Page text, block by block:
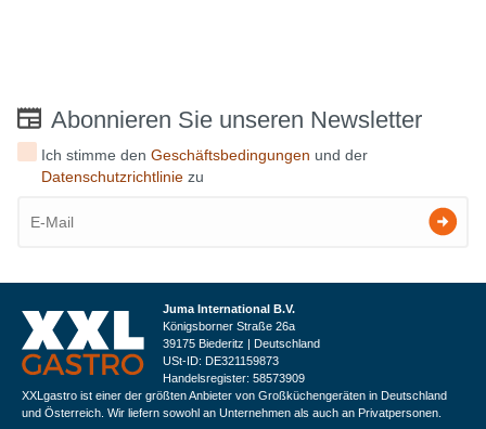
Abonnieren Sie unseren Newsletter
Ich stimme denGeschäftsbedingungen und der
Datenschutzrichtlinie zu
Juma International B.V.
Königsborner Straße 26a
39175 Biederitz | Deutschland
USt-ID: DE321159873
Handelsregister: 58573909
XXLgastro ist einer der größten Anbieter von Großküchengeräten in Deutschland
und Österreich. Wir liefern sowohl an Unternehmen als auch an Privatpersonen.